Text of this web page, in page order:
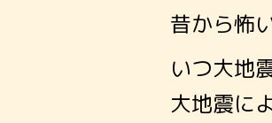
昔から怖
いつ大地
大地震に